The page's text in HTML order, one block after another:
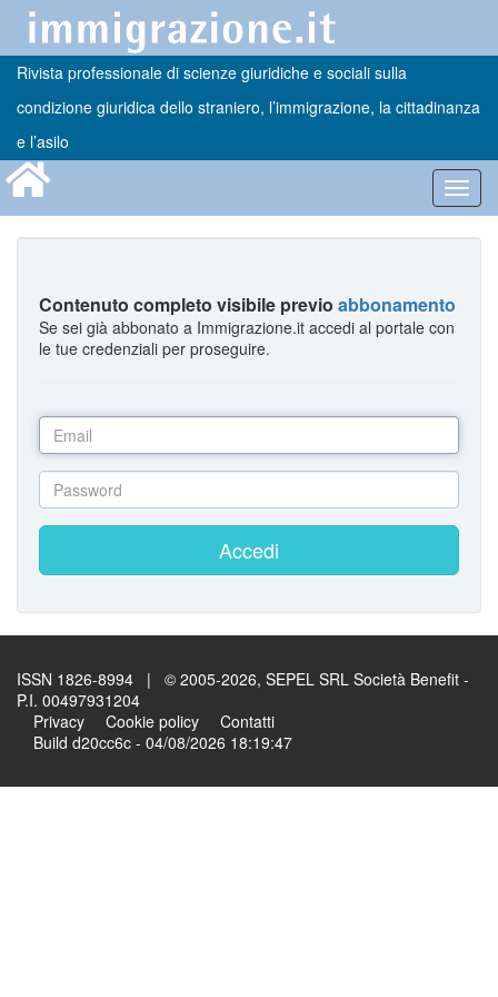
Rivista professionale di scienze giuridiche e sociali sulla
condizione giuridica dello straniero, l’immigrazione, la cittadinanza
e l’asilo
Contenuto completo visibile previo abbonamento
Se sei già abbonato a Immigrazione.it accedi al portale con
le tue credenziali per proseguire.
Accedi
ISSN 1826-8994 | © 2005-2026, SEPEL SRL Società Benefit -
P.I. 00497931204
Privacy
Cookie policy
Contatti
Build d20cc6c - 04/08/2026 18:19:47